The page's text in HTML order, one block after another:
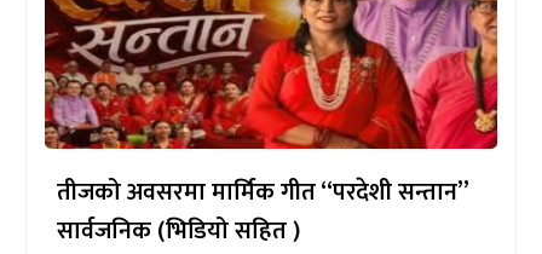
तीजको अवसरमा मार्मिक गीत “परदेशी सन्तान”
सार्वजनिक (भिडियो सहित )